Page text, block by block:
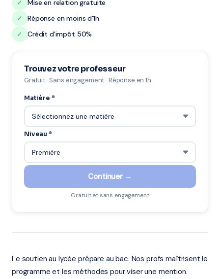
✓
Mise en relation gratuite
✓
Réponse en moins d'1h
✓
Crédit d'impôt 50%
Trouvez votre professeur
Gratuit · Sans engagement · Réponse en 1h
Matière *
Niveau *
Continuer →
Gratuit et sans engagement
Le soutien au lycée prépare au bac. Nos profs maîtrisent le
programme et les méthodes pour viser une mention.